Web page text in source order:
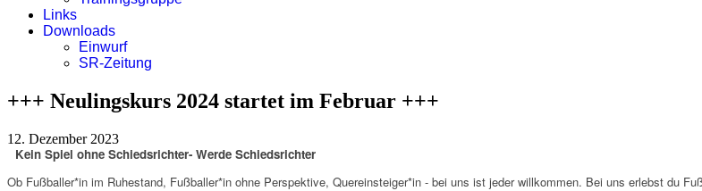
Links
Downloads
Einwurf
SR-Zeitung
+++ Neulingskurs 2024 startet im Februar +++
12. Dezember 2023
Kein Spiel ohne Schiedsrichter- Werde Schiedsrichter
Ob Fußballer*in im Ruhestand, Fußballer*in ohne Perspektive, Quereinsteiger*in - bei uns ist jeder willkommen. Bei uns erlebst du